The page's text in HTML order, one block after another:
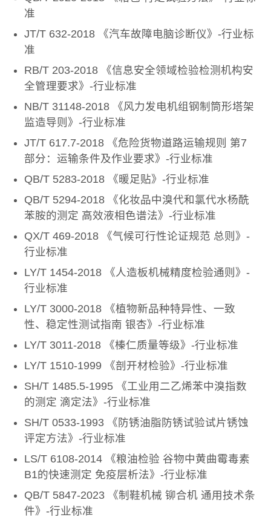
准
JT/T 632-2018 《汽车故障电脑诊断仪》-行业标
准
RB/T 203-2018 《信息安全领域检验检测机构安
全管理要求》-行业标准
NB/T 31148-2018 《风力发电机组钢制筒形塔架
监造导则》-行业标准
JT/T 617.7-2018 《危险货物道路运输规则 第7
部分：运输条件及作业要求》-行业标准
QB/T 5283-2018 《暖足贴》-行业标准
QB/T 5294-2018 《化妆品中溴代和氯代水杨酰
苯胺的测定 高效液相色谱法》-行业标准
QX/T 469-2018 《气候可行性论证规范 总则》-
行业标准
LY/T 1454-2018 《人造板机械精度检验通则》-
行业标准
LY/T 3000-2018 《植物新品种特异性、一致
性、稳定性测试指南 银杏》-行业标准
LY/T 3011-2018 《榛仁质量等级》-行业标准
LY/T 1510-1999 《剖开材检验》-行业标准
SH/T 1485.5-1995 《工业用二乙烯苯中溴指数
的测定 滴定法》-行业标准
SH/T 0533-1993 《防锈油脂防锈试验试片锈蚀
评定方法》-行业标准
LS/T 6108-2014 《粮油检验 谷物中黄曲霉毒素
B1的快速测定 免疫层析法》-行业标准
QB/T 5847-2023 《制鞋机械 铆合机 通用技术条
件》-行业标准